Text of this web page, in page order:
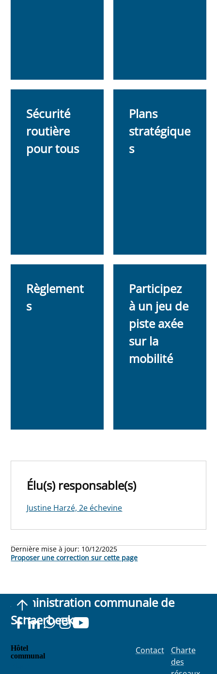
Sécurité
routière
pour tous
Plans
stratégique
s
Règlement
s
Participez
à un jeu de
piste axée
sur la
mobilité
Élu(s) responsable(s)
Justine Harzé, 2e échevine
Dernière mise à jour: 10/12/2025
Proposer une correction sur cette page
Administration communale de
Schaerbeek
Hôtel
communal
Contact
Charte
des